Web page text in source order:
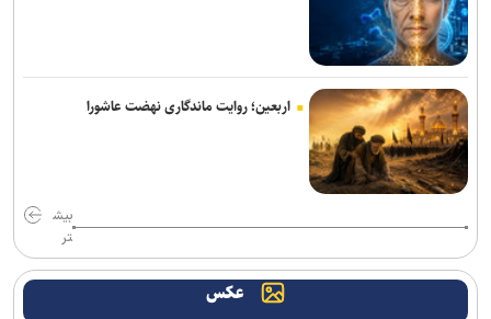
پیام رئیس جهاددانشگاهی به مناسبت روز خبرنگار/ تأکید بر نقش رسانه‌ها
در تبیین واقعیت‌ها و تقویت انسجام اجتماعی
بررسی راهکار‌های تاب آوری و خدمات مستمر آب در شرایط جنگی
گام بلند جهاددانشگاهی برای رفع ناترازی انرژی با بومی‌سازی اینورترهای
توان‌بالا/ بازتعریف مشاغل؛ راهکار موثر برای خروج از بن‌بست اشتغال+
فیلم
هوش مصنوعی می‌تواند به ایجاد واکسن‌های سرطان شخصی‌سازی‌شده‌تر
طراحی پلتفرم هوشمند اکتشاف مواد معدنی مبتنی بر هوش مصنوعی
اربعین؛ روایت ماندگاری نهضت عاشورا
بیش
تر
عکس